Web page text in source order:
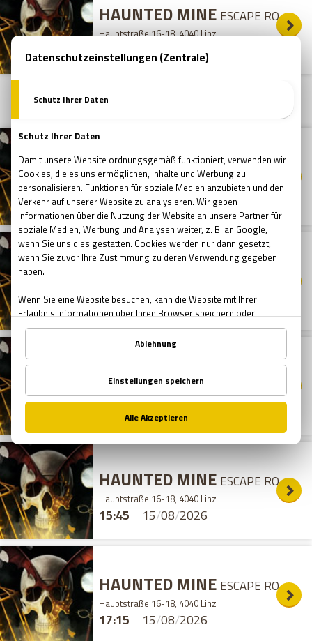
/08 2026
20:15
HAUNTED MINE ESCAPE ROOM
Hauptstraße 16-18, 4040 Linz
15/08/
15/08/2026
11:15
HAUNTED MINEESCAPE ROOM
Hauptstraße 16-18, 4040 Linz
15/08/2026
12:45
HAUNTED MINE
15 08
14:15
HAUNTED MINE
Hauptstraße 16-18, 4040 Linz
15/08/2026
15:45
HAUNTED MINEESCAPE ROOM
Hauptstraße 16-18, 4040 Linz
15/08/2026
17:15
HAUNTED MINE ESCAPE ROOM
Hauptstraße 16-18, 4040 Linz